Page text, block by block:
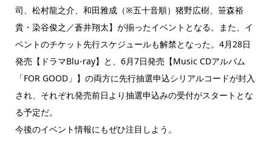
司、松村龍之介、和田雅成（※五十音順）猪野広樹、笹森裕
貴・染谷俊之／蒼井翔太】が揃ったイベントとなる。また、イ
ベントのチケット先行スケジュールも解禁となった。4月28日
発売【ドラマBlu-ray】と、6月7日発売【Music CDアルバム
「FOR GOOD」】の両方に先行抽選申込シリアルコードが封入
され、それぞれ発売前日より抽選申込みの受付がスタートとな
る予定だ。
今後のイベント情報にもぜひ注目しよう。